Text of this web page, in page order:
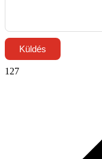
Küldés
127